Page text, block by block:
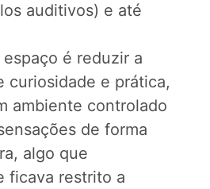
auditivos) e até
é reduzir a
curiosidade e prática,
ambiente controlado
de forma
algo que
ficava restrito a